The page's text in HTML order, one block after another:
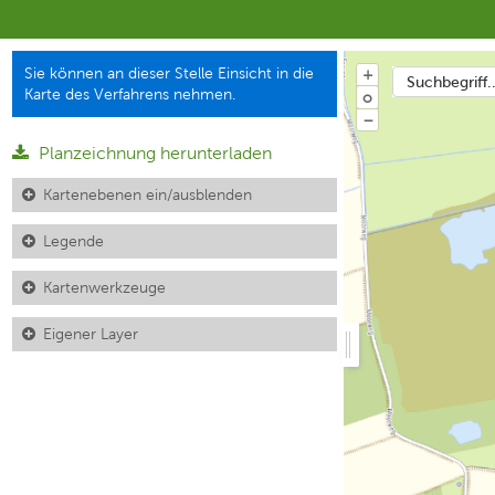
Sie können an dieser Stelle Einsicht in die
Karte des Verfahrens nehmen.
Planzeichnung herunterladen
Kartenebenen ein/ausblenden
Legende
Kartenwerkzeuge
Eigener Layer
+
o
−